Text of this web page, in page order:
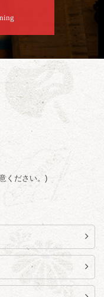
会
」「天王寺詣り」
」／桂二豆「開口
開場
）
人会事務局 090-
注意ください。)